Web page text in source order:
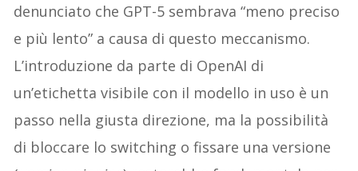
denunciato che GPT-5 sembrava “meno preciso
e più lento” a causa di questo meccanismo.
L’introduzione da parte di OpenAI di
un’etichetta visibile con il modello in uso è un
passo nella giusta direzione, ma la possibilità
di bloccare lo switching o fissare una versione